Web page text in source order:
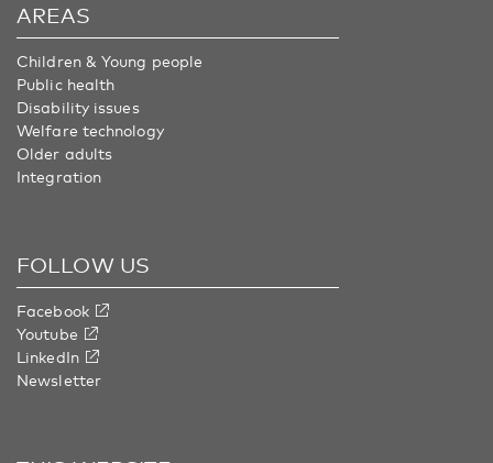
AREAS
Children & Young people
Public health
Disability issues
Welfare technology
Older adults
Integration
FOLLOW US
Facebook
Youtube
LinkedIn
Newsletter